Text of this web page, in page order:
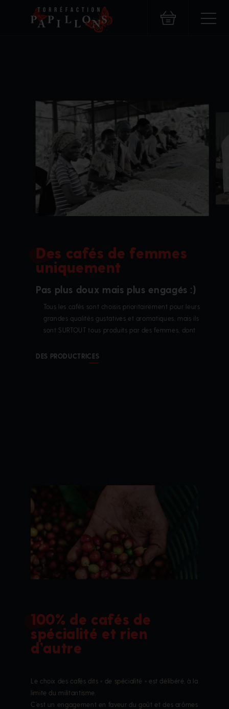
Des cafés de femmes
uniquement
Pas plus doux mais plus engagés :)
Tous les cafés sont choisis prioritairement pour leurs
grandes qualités gustatives et aromatiques, mais ils
sont SURTOUT tous produits par des femmes, dont
collaboratifs visant à améliorer leurs conditions de vie
de femme en général, favoriser l’éducation de leurs
DES PRODUCTRICES
100% de cafés de
spécialité et rien
d’autre
Le choix des cafés dits « de spécialité » est délibéré, à la
limite du militantisme.
C’est un engagement en faveur du goût et des arômes